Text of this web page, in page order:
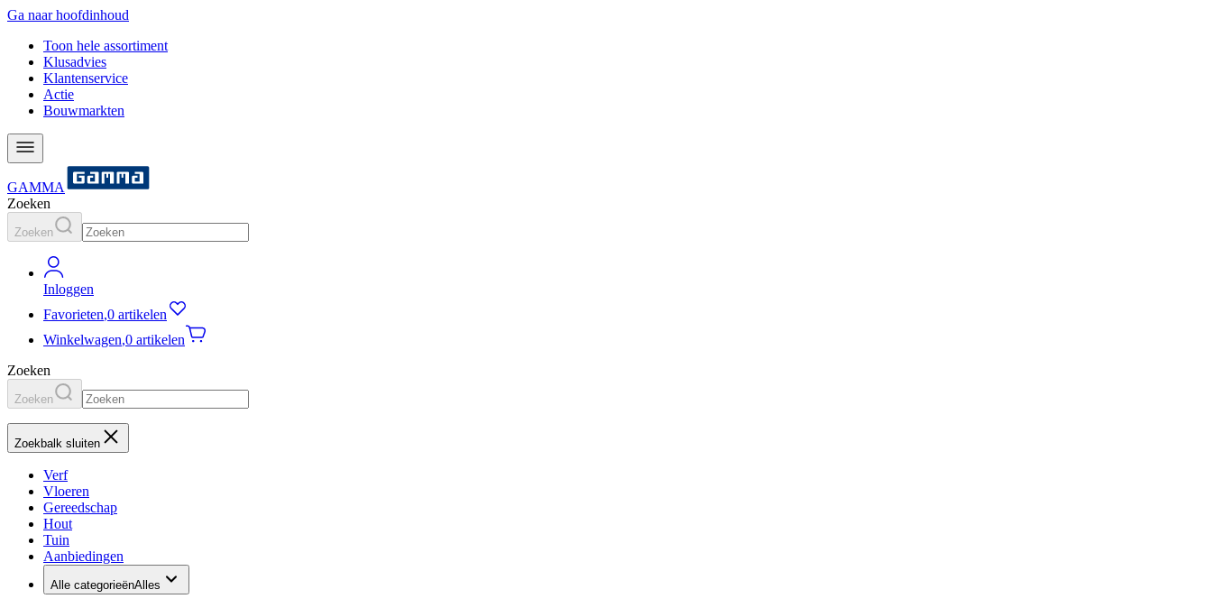
Ga naar hoofdinhoud
Toon hele assortiment
Klusadvies
Klantenservice
Actie
Bouwmarkten
GAMMA
Zoeken
Zoeken
Inloggen
Favorieten,0 artikelen
Winkelwagen,0 artikelen
Zoeken
Zoeken
Zoekbalk sluiten
Verf
Vloeren
Gereedschap
Hout
Tuin
Aanbiedingen
Alle categorieënAlles